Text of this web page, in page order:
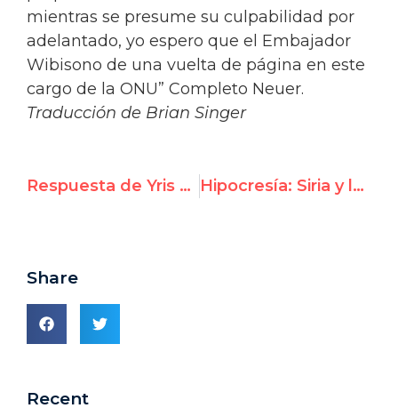
mientras se presume su culpabilidad por
adelantado, yo espero que el Embajador
Wibisono de una vuelta de página en este
cargo de la ONU” Completo Neuer.
Traducción de Brian Singer
Respuesta de Yris Pérez Aguilera a alegaciones del Representante Permanente de la República de Cuba Hipocresía: Siria y la Asamblea Mundial de la Salud critican a Israel
Share
Recent